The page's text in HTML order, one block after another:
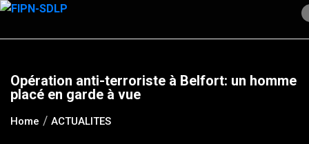
Skip
content
Opération anti-terroriste à Belfort: un homme
placé en garde à vue
Home ACTUALITES